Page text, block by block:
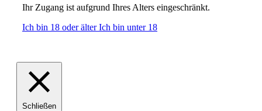
Ihr Zugang ist aufgrund Ihres Alters eingeschränkt.
Ich bin 18 oder älterIch bin unter 18
Schließen